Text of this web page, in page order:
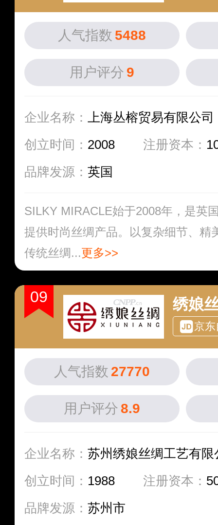
人气指数 5488
用户评分 9
企业名称：
上海丛榕贸易有限公司
创立时间： 2008 注册资本：
品牌发源： 英国
SILKY MIRACLE始于2008年，是英
提供时尚丝绸产品。以复杂细节、精
传统丝绸...更多>>
09 绣娘
京
人气指数 27770
用户评分 8.9
企业名称： 苏州绣娘丝绸工艺有限
创立时间： 1988 注册资本：
品牌发源： 苏州市